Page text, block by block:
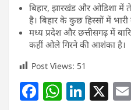
बिहार, झारखंड और ओडिशा में
है। बिहार के कुछ हिस्सों में
मध्य प्रदेश और छत्तीसगढ़ में
कहीं ओले गिरने की आशंका है।
Post Views: 51
F W Li X